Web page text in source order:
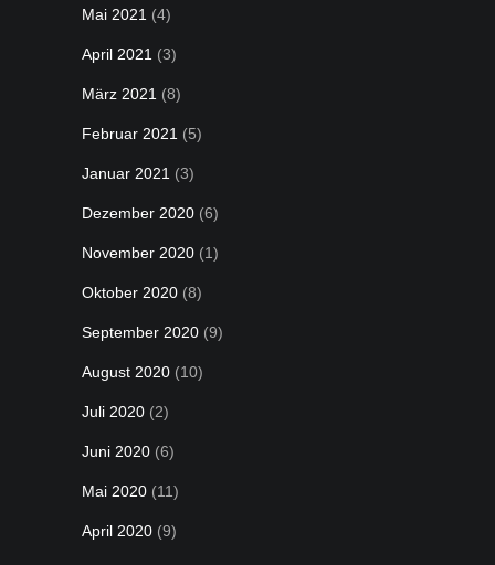
Mai 2021 (4)
April 2021 (3)
März 2021 (8)
Februar 2021 (5)
Januar 2021 (3)
Dezember 2020 (6)
November 2020 (1)
Oktober 2020 (8)
September 2020 (9)
August 2020 (10)
Juli 2020 (2)
Juni 2020 (6)
Mai 2020 (11)
April 2020 (9)